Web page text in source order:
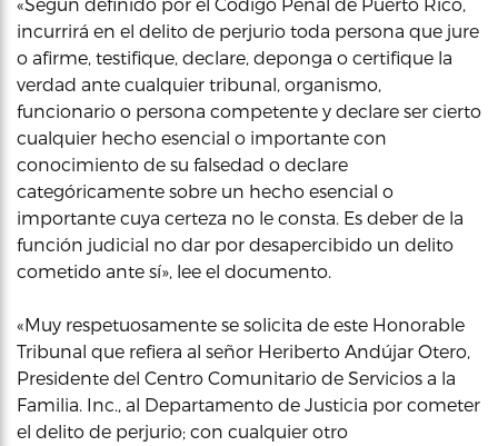
incurrirá en el delito de perjurio toda persona que jure
o afirme, testifique, declare, deponga o certifique la
verdad ante cualquier tribunal, organismo,
funcionario o persona competente y declare ser cierto
cualquier hecho esencial o importante con
conocimiento de su falsedad o declare
categóricamente sobre un hecho esencial o
importante cuya certeza no le consta. Es deber de la
función judicial no dar por desapercibido un delito
cometido ante sí», lee el documento.
«Muy respetuosamente se solicita de este Honorable
Tribunal que refiera al señor Heriberto Andújar Otero,
Presidente del Centro Comunitario de Servicios a la
Familia. Inc., al Departamento de Justicia por cometer
el delito de perjurio; con cualquier otro